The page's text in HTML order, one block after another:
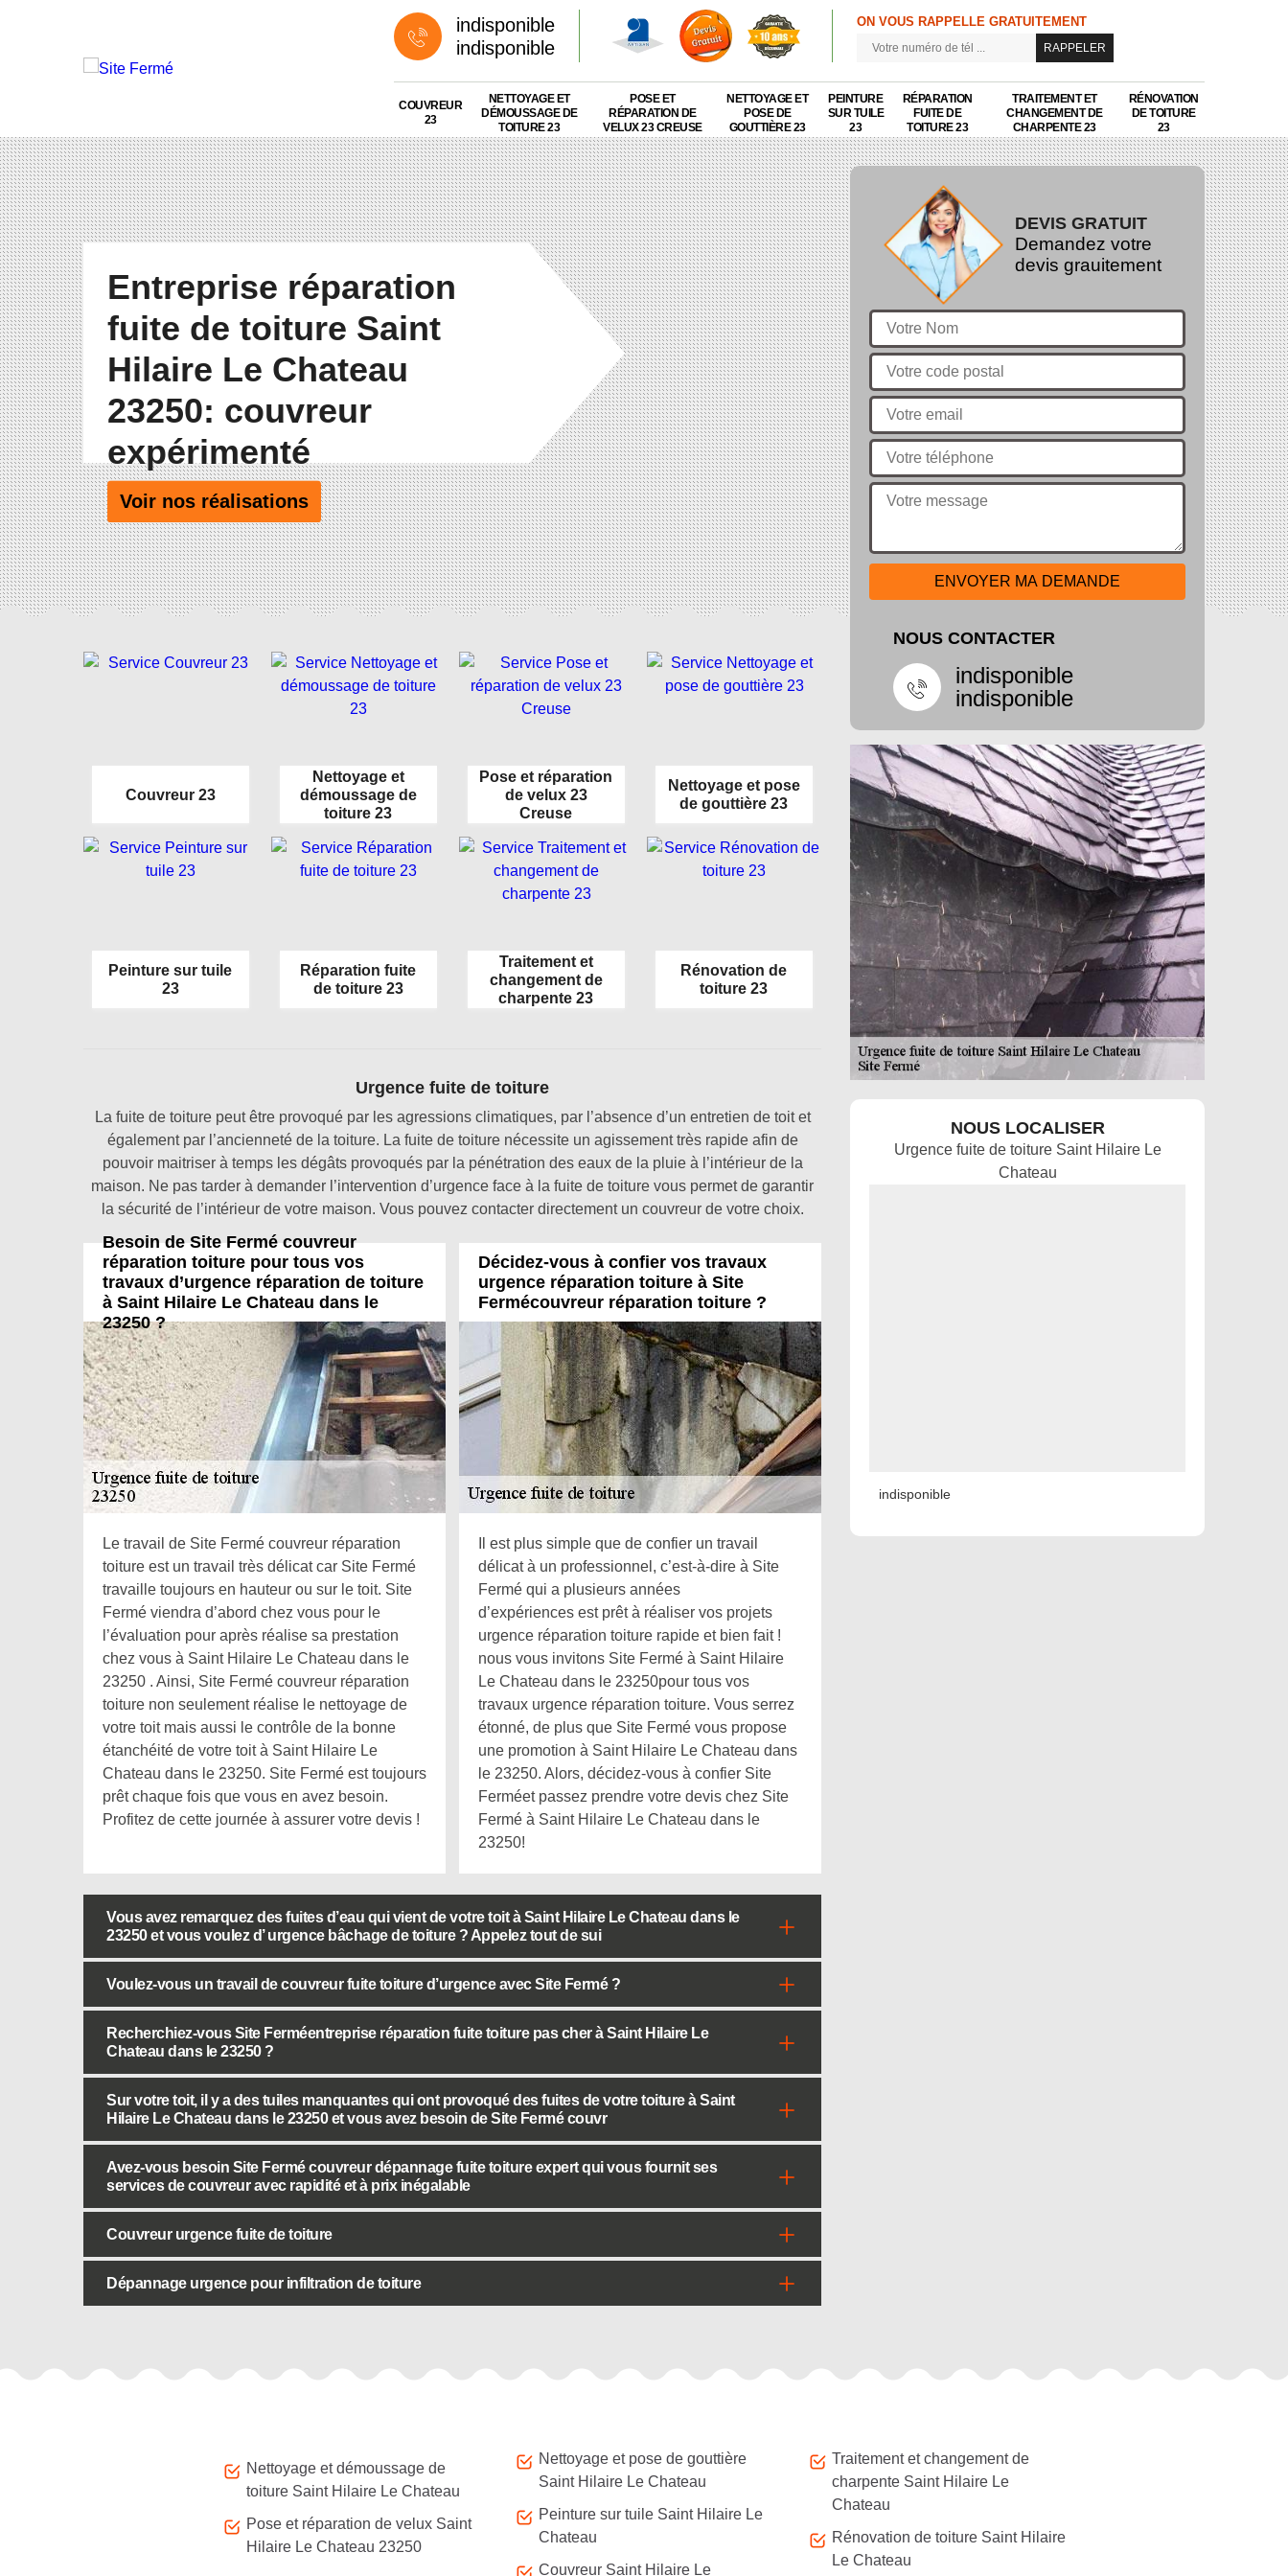
indisponible
indisponible
ON VOUS RAPPELLE GRATUITEMENT
COUVREUR
23
NETTOYAGE ET
DÉMOUSSAGE DE
TOITURE 23
POSE ET
RÉPARATION DE
VELUX 23 CREUSE
NETTOYAGE ET
POSE DE
GOUTTIÈRE 23
PEINTURE
SUR TUILE
23
RÉPARATION
FUITE DE
TOITURE 23
TRAITEMENT ET
CHANGEMENT DE
CHARPENTE 23
RÉNOVATION
DE TOITURE
23
Entreprise réparation
fuite de toiture Saint
Hilaire Le Chateau
23250: couvreur
expérimenté
Voir nos réalisations
Couvreur 23
Nettoyage et
démoussage de
toiture 23
Pose et réparation
de velux 23
Creuse
Nettoyage et pose
de gouttière 23
Peinture sur tuile
23
Réparation fuite
de toiture 23
Traitement et
changement de
charpente 23
Rénovation de
toiture 23
Urgence fuite de toiture
La fuite de toiture peut être provoqué par les agressions climatiques, par l’absence d’un entretien de toit et
également par l’ancienneté de la toiture. La fuite de toiture nécessite un agissement très rapide afin de
pouvoir maitriser à temps les dégâts provoqués par la pénétration des eaux de la pluie à l’intérieur de la
maison. Ne pas tarder à demander l’intervention d’urgence face à la fuite de toiture vous permet de garantir
la sécurité de l’intérieur de votre maison. Vous pouvez contacter directement un couvreur de votre choix.
Besoin de Site Fermé couvreur
réparation toiture pour tous vos
travaux d’urgence réparation de toiture
à Saint Hilaire Le Chateau dans le
23250 ?
Le travail de Site Fermé couvreur réparation
toiture est un travail très délicat car Site Fermé
travaille toujours en hauteur ou sur le toit. Site
Fermé viendra d’abord chez vous pour le
l’évaluation pour après réalise sa prestation
chez vous à Saint Hilaire Le Chateau dans le
23250 . Ainsi, Site Fermé couvreur réparation
toiture non seulement réalise le nettoyage de
votre toit mais aussi le contrôle de la bonne
étanchéité de votre toit à Saint Hilaire Le
Chateau dans le 23250. Site Fermé est toujours
prêt chaque fois que vous en avez besoin.
Profitez de cette journée à assurer votre devis !
Décidez-vous à confier vos travaux
urgence réparation toiture à Site
Fermécouvreur réparation toiture ?
Il est plus simple que de confier un travail
délicat à un professionnel, c’est-à-dire à Site
Fermé qui a plusieurs années
d’expériences est prêt à réaliser vos projets
urgence réparation toiture rapide et bien fait !
nous vous invitons Site Fermé à Saint Hilaire
Le Chateau dans le 23250pour tous vos
travaux urgence réparation toiture. Vous serrez
étonné, de plus que Site Fermé vous propose
une promotion à Saint Hilaire Le Chateau dans
le 23250. Alors, décidez-vous à confier Site
Ferméet passez prendre votre devis chez Site
Fermé à Saint Hilaire Le Chateau dans le
23250!
Vous avez remarquez des fuites d’eau qui vient de votre toit à Saint Hilaire Le Chateau dans le
23250 et vous voulez d’ urgence bâchage de toiture ? Appelez tout de sui
Voulez-vous un travail de couvreur fuite toiture d’urgence avec Site Fermé ?
Recherchiez-vous Site Ferméentreprise réparation fuite toiture pas cher à Saint Hilaire Le
Chateau dans le 23250 ?
Sur votre toit, il y a des tuiles manquantes qui ont provoqué des fuites de votre toiture à Saint
Hilaire Le Chateau dans le 23250 et vous avez besoin de Site Fermé couvr
Avez-vous besoin Site Fermé couvreur dépannage fuite toiture expert qui vous fournit ses
services de couvreur avec rapidité et à prix inégalable
Couvreur urgence fuite de toiture
Dépannage urgence pour infiltration de toiture
DEVIS GRATUIT
Demandez votre
devis grauitement
NOUS CONTACTER
indisponible
indisponible
NOUS LOCALISER
Urgence fuite de toiture Saint Hilaire Le
Chateau
indisponible
Nettoyage et démoussage de
toiture Saint Hilaire Le Chateau
Pose et réparation de velux Saint
Hilaire Le Chateau 23250
Nettoyage et pose de gouttière
Saint Hilaire Le Chateau
Peinture sur tuile Saint Hilaire Le
Chateau
Couvreur Saint Hilaire Le
Traitement et changement de
charpente Saint Hilaire Le
Chateau
Rénovation de toiture Saint Hilaire
Le Chateau